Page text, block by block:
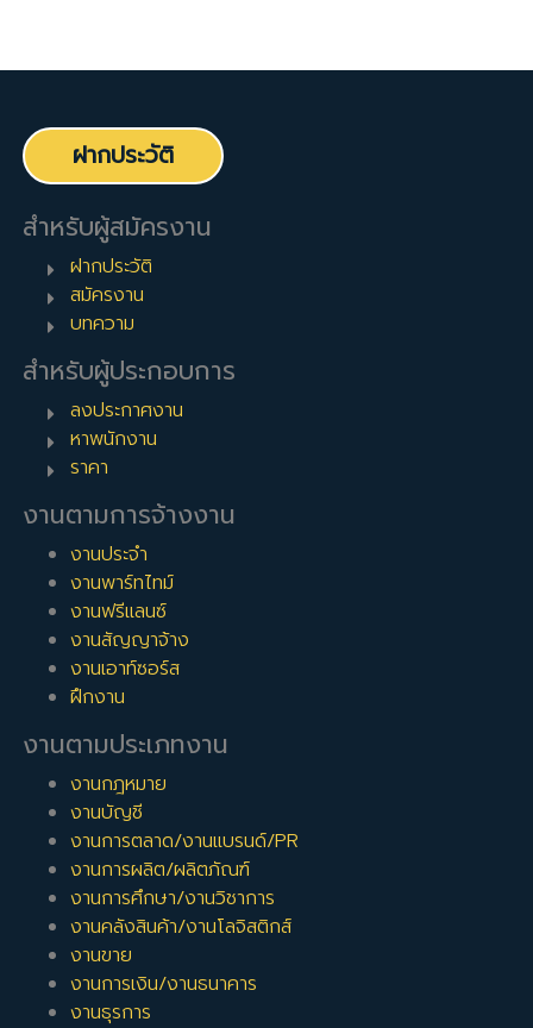
ฝากประวัติ
สำหรับผู้สมัครงาน
ฝากประวัติ
สมัครงาน
บทความ
สำหรับผู้ประกอบการ
ลงประกาศงาน
หาพนักงาน
ราคา
งานตามการจ้างงาน
งานประจำ
งานพาร์ทไทม์
งานฟรีแลนซ์
งานสัญญาจ้าง
งานเอาท์ซอร์ส
ฝึกงาน
งานตามประเภทงาน
งานกฎหมาย
งานบัญชี
งานการตลาด/งานแบรนด์/PR
งานการผลิต/ผลิตภัณฑ์
งานการศึกษา/งานวิชาการ
งานคลังสินค้า/งานโลจิสติกส์
งานขาย
งานการเงิน/งานธนาคาร
งานธุรการ